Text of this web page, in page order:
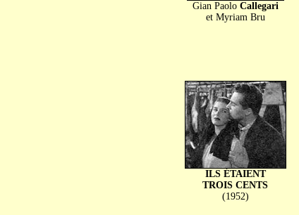
Gian Paolo Callegari
et Myriam Bru
ILS ÉTAIENT
TROIS CENTS
(1952)